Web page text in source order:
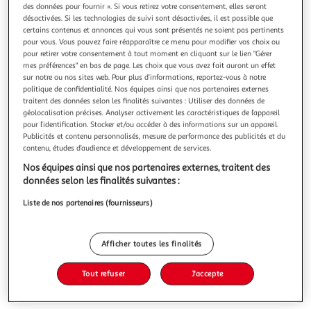
MILA ET NOE : 4 HISTOIRES DE MILA ET NOE. VIVE
L'HIVER ! NIVEAUX 2 ET 3, Battut Eric
Un recueil de 4 histoires pour l'hiver 4 histoires de milieu et
de fin d'apprentissage regroupées autour de la thématique
de l'hiver. Le Noël de Mila (niveau 2) Devant le sapin, le
chausson de Mila est toujours vide. Soudain elle entend du
bruit provenant de la cheminée. Le bonnet de Noé (niveau
En savoir +
Vous voulez connaître le prix de ce produit ?
Afficher le prix
Caractéristiques
des données pour fournir ». Si vous retirez votre consentement, elles seront
désactivées. Si les technologies de suivi sont désactivées, il est possible que
certains contenus et annonces qui vous sont présentés ne soient pas pertinents
pour vous. Vous pouvez faire réapparaître ce menu pour modifier vos choix ou
pour retirer votre consentement à tout moment en cliquant sur le lien "Gérer
mes préférences" en bas de page. Les choix que vous avez fait auront un effet
sur notre ou nos sites web. Pour plus d’informations, reportez-vous à notre
politique de confidentialité. Nos équipes ainsi que nos partenaires externes
traitent des données selon les finalités suivantes : Utiliser des données de
géolocalisation précises. Analyser activement les caractéristiques de l’appareil
pour l’identification. Stocker et/ou accéder à des informations sur un appareil.
Publicités et contenu personnalisés, mesure de performance des publicités et du
contenu, études d’audience et développement de services.
Nos équipes ainsi que nos partenaires externes, traitent des
données selon les finalités suivantes :
Liste de nos partenaires (fournisseurs)
Afficher toutes les finalités
Tout refuser J'accepte